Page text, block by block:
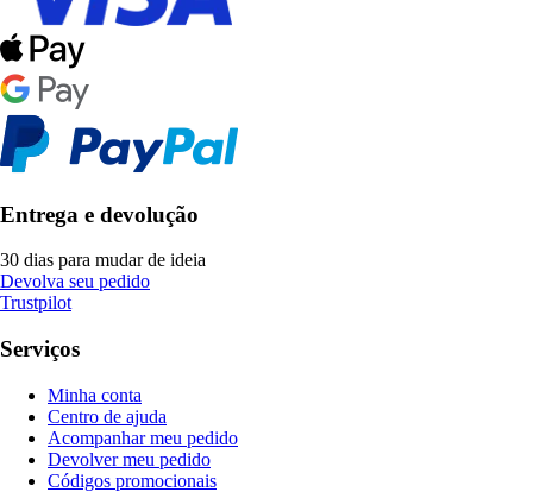
Entrega e devolução
30 dias para mudar de ideia
Devolva seu pedido
Trustpilot
Serviços
Minha conta
Centro de ajuda
Acompanhar meu pedido
Devolver meu pedido
Códigos promocionais